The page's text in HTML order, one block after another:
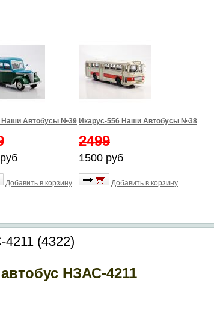
Автобусы №39
Добавить в корзину
Икарус-556 Наши Автобусы №38
2499
1500 руб
Добавить в корзину
(4322)
НЗАС-4211